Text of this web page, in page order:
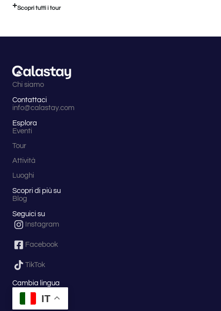
Scopri tutti i tour
Chi siamo
Contattaci
info@calastay.com
Esplora
Eventi
Tour
Attività
Luoghi
Scopri di più su
Blog
Seguici su
Instagram
Facebook
TikTok
Cambia lingua
IT